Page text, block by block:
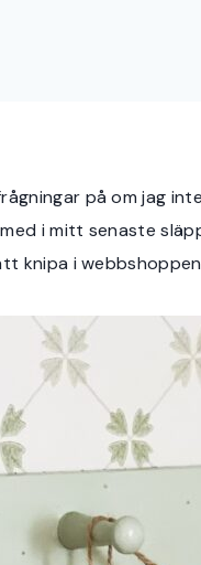
på om jag
i mitt senaste
knipa i